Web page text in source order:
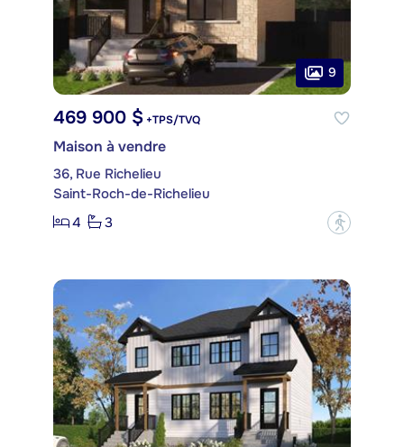
9
469 900 $ +TPS/TVQ
Maison à vendre
36, Rue Richelieu
Saint-Roch-de-Richelieu
4
3 ?